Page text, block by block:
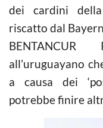
dei cardini
riscatto dal
all’uruguayano
a causa dei
potrebbe finire